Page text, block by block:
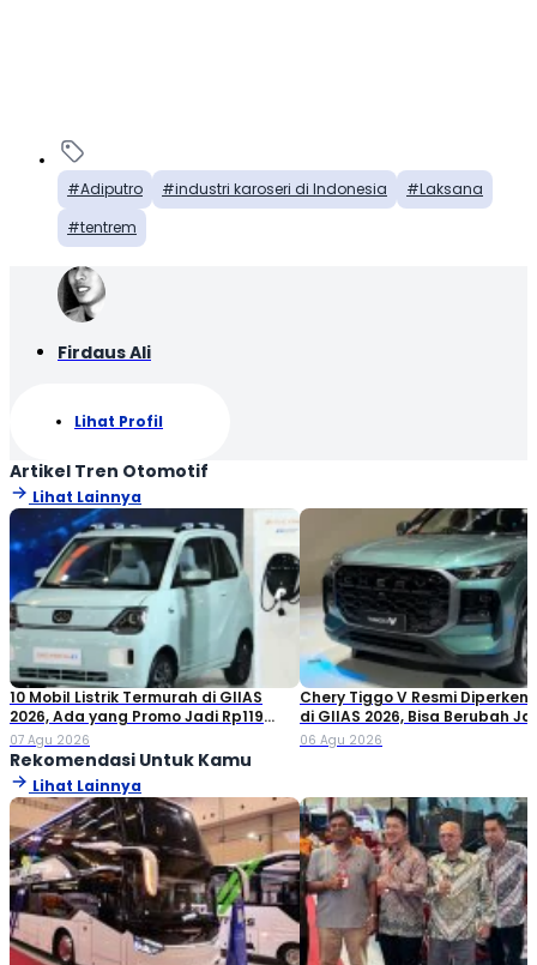
Adiputro industri karoseri di Indonesia
Laksana
tentrem
Firdaus Ali
Lihat Profil
Artikel Tren Otomotif
Lihat Lainnya
10 Mobil Listrik Termurah di GIIAS
2026, Ada yang Promo Jadi Rp119
Jutaan!
07 Agu 2026
Chery Tiggo V Resmi
di GIIAS 2026, Bisa Berubah
Double Cabin
06 Agu 2026
Rekomendasi Untuk Kamu
Lihat Lainnya